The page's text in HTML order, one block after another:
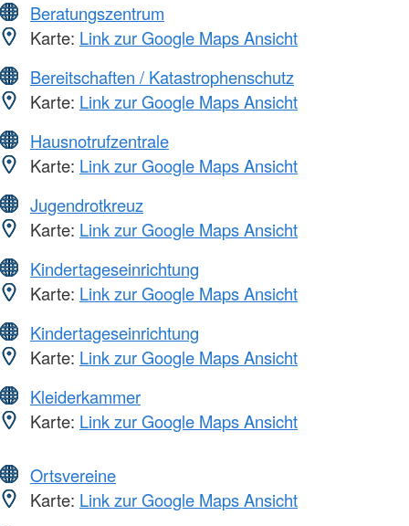
Beratungszentrum
Karte: Link zur Google Maps Ansicht
Bereitschaften / Katastrophenschutz
Karte: Link zur Google Maps Ansicht
Hausnotrufzentrale
Karte: Link zur Google Maps Ansicht
Jugendrotkreuz
Karte: Link zur Google Maps Ansicht
Kindertageseinrichtung
Karte: Link zur Google Maps Ansicht
Kindertageseinrichtung
Karte: Link zur Google Maps Ansicht
Kleiderkammer
Karte: Link zur Google Maps Ansicht
Ortsvereine
Karte: Link zur Google Maps Ansicht